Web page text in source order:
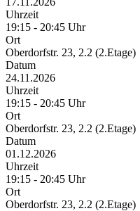
Uhrzeit
19:15 - 20:45 Uhr
Ort
Oberdorfstr. 23, 2.2 (2.Etage)
Datum
24.11.2026
Uhrzeit
19:15 - 20:45 Uhr
Ort
Oberdorfstr. 23, 2.2 (2.Etage)
Datum
01.12.2026
Uhrzeit
19:15 - 20:45 Uhr
Ort
Oberdorfstr. 23, 2.2 (2.Etage)